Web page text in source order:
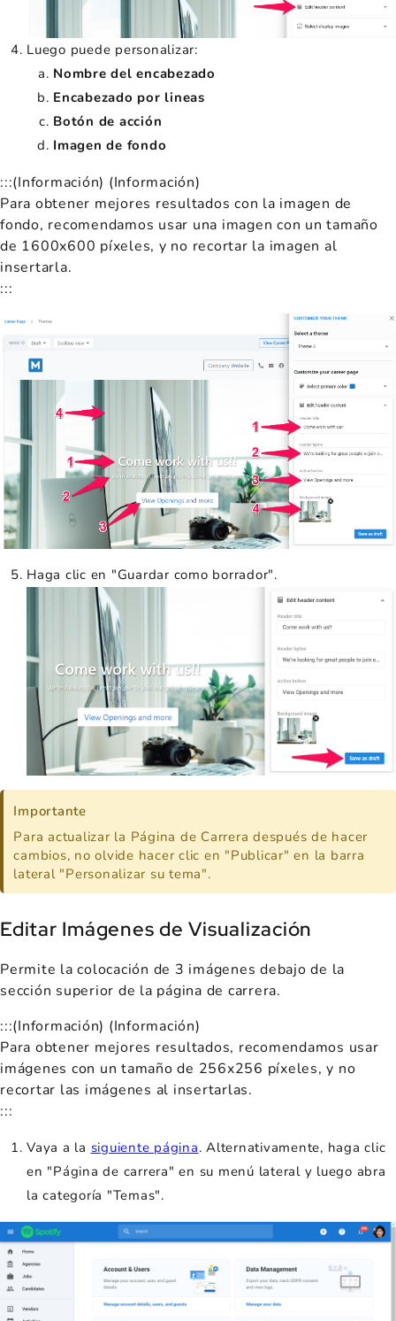
Luego puede personalizar:
Nombre del encabezado
Encabezado por lineas
Botón de acción
Imagen de fondo
:::(Información) (Información)
Para obtener mejores resultados con la imagen de
fondo, recomendamos usar una imagen con un tamaño
de 1600x600 píxeles, y no recortar la imagen al
insertarla.
:::
Haga clic en "Guardar como borrador".
Importante
Para actualizar la Página de Carrera después de hacer
cambios, no olvide hacer clic en "Publicar" en la barra
lateral "Personalizar su tema".
Editar Imágenes de Visualización
Permite la colocación de 3 imágenes debajo de la
sección superior de la página de carrera.
:::(Información) (Información)
Para obtener mejores resultados, recomendamos usar
imágenes con un tamaño de 256x256 píxeles, y no
recortar las imágenes al insertarlas.
:::
Vaya a la siguiente página. Alternativamente, haga clic
en "Página de carrera" en su menú lateral y luego abra
la categoría "Temas".